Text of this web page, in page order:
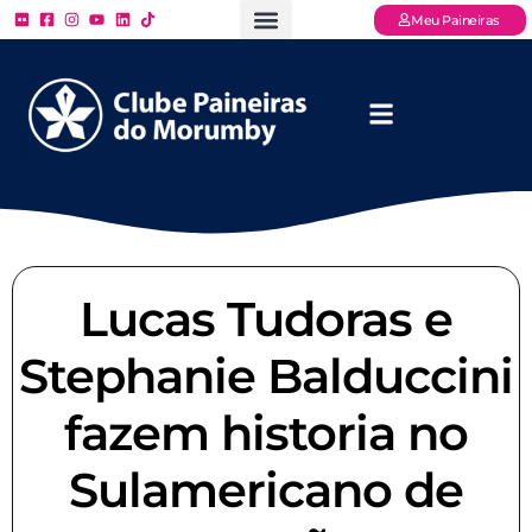
Meu Paineiras
Lucas Tudoras e
Stephanie Balduccini
fazem historia no
Sulamericano de